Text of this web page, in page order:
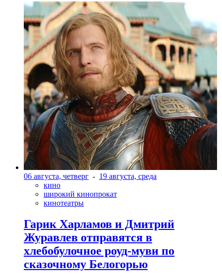
06 августа, четверг - 19 августа, среда
кино
широкий кинопрокат
кинотеатры
Гарик Харламов и Дмитрий
Журавлев отправятся в
хлебобулочное роуд-муви по
сказочному Белогорью